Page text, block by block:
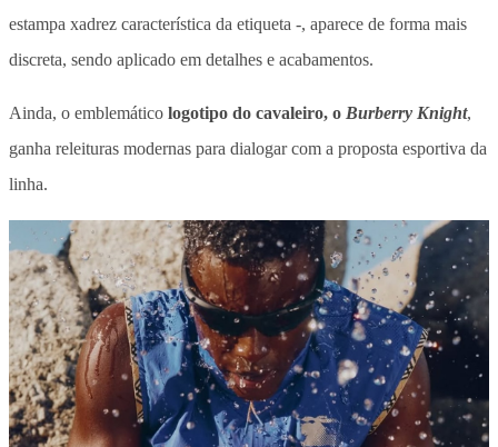
estampa xadrez característica da etiqueta -, aparece de forma mais
discreta, sendo aplicado em detalhes e acabamentos.
Ainda, o emblemático logotipo do cavaleiro, o Burberry Knight,
ganha releituras modernas para dialogar com a proposta esportiva da
linha.